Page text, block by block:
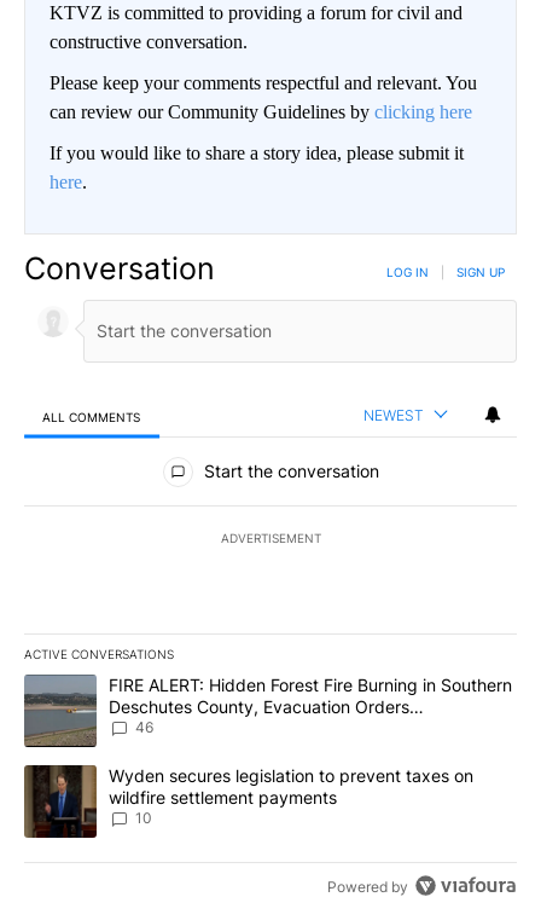
KTVZ is committed to providing a forum for civil and
constructive conversation.
Please keep your comments respectful and relevant. You
can review our Community Guidelines by clicking here
If you would like to share a story idea, please submit it
here.
Conversation LOG IN SIGN UP
ALL COMMENTS NEWEST
All Comments
Start the conversation
ADVERTISEMENT
ACTIVE CONVERSATIONS
The following is a list of the most commented articles in the last
A trending article titled "FIRE ALERT: Hidden Forest Fire
FIRE ALERT: Hidden Forest Fire Burning in Southern
Deschutes County, Evacuation Orders
Implemented
46
A trending article titled "Wyden secures legislation to prevent
Wyden secures legislation to prevent taxes on
wildfire settlement payments
10
Powered by